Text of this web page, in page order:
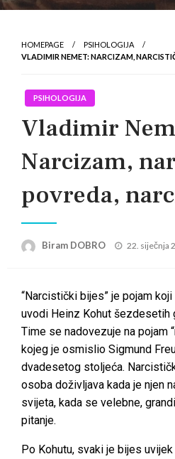
HOMEPAGE
PSIHOLOGIJA
VLADIMIR NEMET: NARCIZAM,
PSIHOLOGIJA
Vladimir
Narcizam,
povreda,
Biram DOBRO
Posted
22. siječnja
“Narcistički bijes” je pojam
uvodi Heinz Kohut šezdesetih
Time se nadovezuje na pojam
kojeg je osmislio Sigmund
dvadesetog stoljeća.
osoba doživljava kada je njen
svijeta, kada se velebne,
pitanje.
Po Kohutu, svaki je bijes